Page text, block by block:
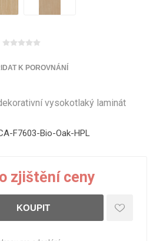
K POROVNÁNÍ
vysokotlaký laminát
F7603-Bio-Oak-HPL
zjištění ceny
KOUPIT